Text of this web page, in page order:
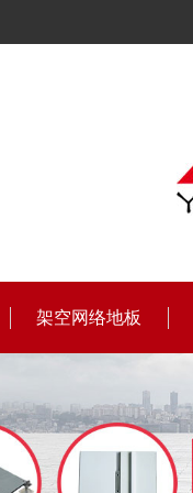
架空网络地板